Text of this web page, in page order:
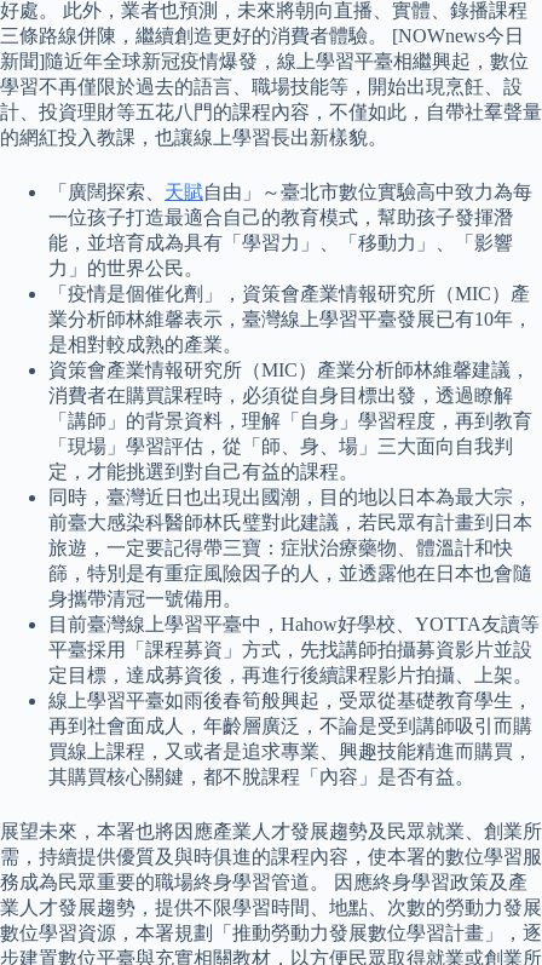
好處。 此外，業者也預測，未來將朝向直播、實體、錄播課程
三條路線併陳，繼續創造更好的消費者體驗。 [NOWnews今日
新聞]隨近年全球新冠疫情爆發，線上學習平臺相繼興起，數位
學習不再僅限於過去的語言、職場技能等，開始出現烹飪、設
計、投資理財等五花八門的課程內容，不僅如此，自帶社羣聲量
的網紅投入教課，也讓線上學習長出新樣貌。
「廣闊探索、 天賦自由」～臺北市數位實驗高中致力為每
一位孩子打造最適合自己的教育模式，幫助孩子發揮潛
能，並培育成為具有「學習力」、「移動力」、「影響
力」的世界公民。
「疫情是個催化劑」，資策會產業情報研究所（MIC）產
業分析師林維馨表示，臺灣線上學習平臺發展已有10年，
是相對較成熟的產業。
資策會產業情報研究所（MIC）產業分析師林維馨建議，
消費者在購買課程時，必須從自身目標出發，透過瞭解
「講師」的背景資料，理解「自身」學習程度，再到教育
「現場」學習評估，從「師、身、場」三大面向自我判
定，才能挑選到對自己有益的課程。
同時，臺灣近日也出現出國潮，目的地以日本為最大宗，
前臺大感染科醫師林氏璧對此建議，若民眾有計畫到日本
旅遊，一定要記得帶三寶：症狀治療藥物、體溫計和快
篩，特別是有重症風險因子的人，並透露他在日本也會隨
身攜帶清冠一號備用。
目前臺灣線上學習平臺中，Hahow好學校、YOTTA友讀等
平臺採用「課程募資」方式，先找講師拍攝募資影片並設
定目標，達成募資後，再進行後續課程影片拍攝、上架。
線上學習平臺如雨後春筍般興起，受眾從基礎教育學生，
再到社會面成人，年齡層廣泛，不論是受到講師吸引而購
買線上課程，又或者是追求專業、興趣技能精進而購買，
其購買核心關鍵，都不脫課程「內容」是否有益。
展望未來，本署也將因應產業人才發展趨勢及民眾就業、創業所
需，持續提供優質及與時俱進的課程內容，使本署的數位學習服
務成為民眾重要的職場終身學習管道。 因應終身學習政策及產
業人才發展趨勢，提供不限學習時間、地點、次數的勞動力發展
數位學習資源，本署規劃「推動勞動力發展數位學習計畫」，逐
步建置數位平臺與充實相關教材，以方便民眾取得就業或創業所